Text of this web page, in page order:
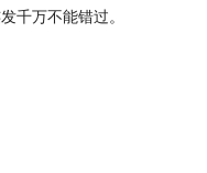
千万不能错过。